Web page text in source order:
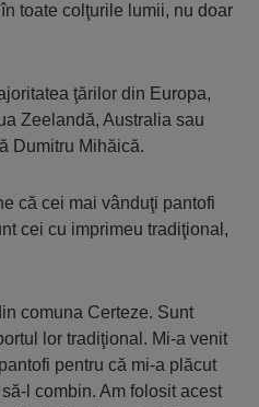
toate colţurile lumii, nu doar
ţărilor din Europa,
Zeelandă, Australia sau
Dumitru Mihăică.
că cei mai vânduţi pantofi
cei cu imprimeu tradiţional,
comuna Certeze. Sunt
lor tradiţional. Mi-a venit
pentru că mi-a plăcut
l combin. Am folosit acest